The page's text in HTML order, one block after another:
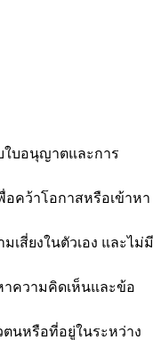
ใบอนุญาตและการ
คว้าโอกาสหรือเข้าหา
สี่ยงในตัวเอง และไม่มี
ความคิดเห็นและข้อ
นหรือที่อยู่ในระหว่าง